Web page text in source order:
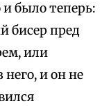
и было теперь:
бисер пред
или
и он не